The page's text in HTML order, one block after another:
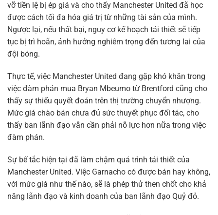
vỡ tiền lệ bị ép giá và cho thấy Manchester United đã học
được cách tối đa hóa giá trị từ những tài sản của mình.
Ngược lại, nếu thất bại, nguy cơ kế hoạch tái thiết sẽ tiếp
tục bị trì hoãn, ảnh hưởng nghiêm trọng đến tương lai của
đội bóng.
Thực tế, việc Manchester United đang gặp khó khăn trong
việc đàm phán mua Bryan Mbeumo từ Brentford cũng cho
thấy sự thiếu quyết đoán trên thị trường chuyển nhượng.
Mức giá chào bán chưa đủ sức thuyết phục đối tác, cho
thấy ban lãnh đạo vẫn cần phải nỗ lực hơn nữa trong việc
đàm phán.
Sự bế tắc hiện tại đã làm chậm quá trình tái thiết của
Manchester United. Việc Garnacho có được bán hay không,
với mức giá như thế nào, sẽ là phép thử then chốt cho khả
năng lãnh đạo và kinh doanh của ban lãnh đạo Quỷ đỏ.